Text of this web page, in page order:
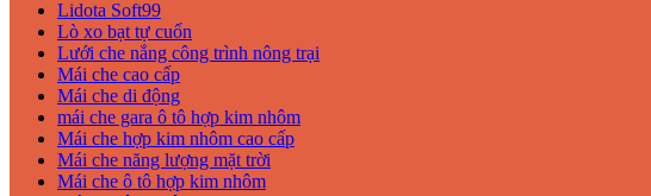
Lidota Soft99
Lò xo bạt tự cuốn
Lưới che nắng công trình nông trại
Mái che cao cấp
Mái che di động
mái che gara ô tô hợp kim nhôm
Mái che hợp kim nhôm cao cấp
Mái che năng lượng mặt trời
Mái che ô tô hợp kim nhôm